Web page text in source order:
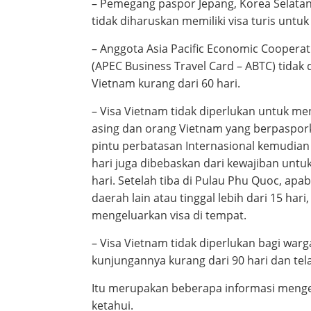
– Pemegang paspor Jepang, Korea
tidak diharuskan memiliki visa turis
– Anggota Asia Pacific Economic
(APEC Business Travel Card – ABTC)
Vietnam kurang dari 60 hari.
– Visa Vietnam tidak diperlukan untuk
asing dan orang Vietnam yang
pintu perbatasan Internasional
hari juga dibebaskan dari kewajiban
hari. Setelah tiba di Pulau Phu Quoc,
daerah lain atau tinggal lebih dari 15
mengeluarkan visa di tempat.
– Visa Vietnam tidak diperlukan bagi
kunjungannya kurang dari 90 hari dan
Itu merupakan beberapa informasi
ketahui.